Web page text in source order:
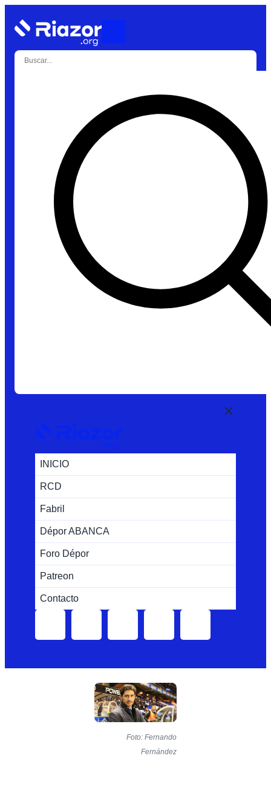
INICIO
RCD
Fabril
Dépor ABANCA
Foro Dépor
Patreon
Contacto
Foto: Fernando
Fernández